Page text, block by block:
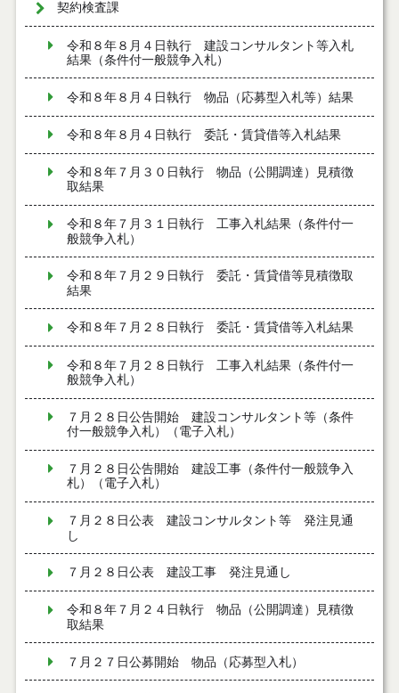
契約検査課
令和８年８月４日執行 建設コンサルタント等入札
結果（条件付一般競争入札）
令和８年８月４日執行 物品（応募型入札等）結果
令和８年８月４日執行 委託・賃貸借等入札結果
令和８年７月３０日執行 物品（公開調達）見積徴
取結果
令和８年７月３１日執行 工事入札結果（条件付一
般競争入札）
令和８年７月２９日執行 委託・賃貸借等見積徴取
結果
令和８年７月２８日執行 委託・賃貸借等入札結果
令和８年７月２８日執行 工事入札結果（条件付一
般競争入札）
７月２８日公告開始 建設コンサルタント等（条件
付一般競争入札）（電子入札）
７月２８日公告開始 建設工事（条件付一般競争入
札）（電子入札）
７月２８日公表 建設コンサルタント等 発注見通
し
７月２８日公表 建設工事 発注見通し
令和８年７月２４日執行 物品（公開調達）見積徴
取結果
７月２７日公募開始 物品（応募型入札）